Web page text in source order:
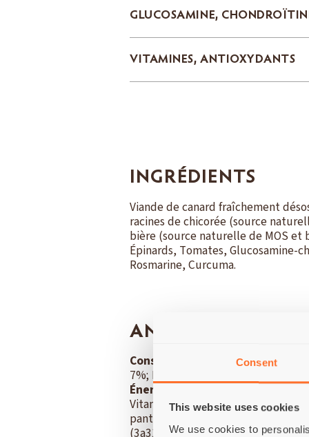
Consent
This website uses cookies
We use cookies to
GLUCOSAMINE,
VITAMINES, ANTIOXYDANTS
INGRÉDIENTS
Viande de canard fraîchement
racines de chicorée (source
bière (source naturelle de MOS et
Épinards, Tomates,
Rosmarine, Curcuma.
ANALYSE
Constituants analytiques:
7%; Eau 6%; Calcium (Ca) 1,1%;
Énergie métabolisable: 3773
Vitamine E (3a700) 200 mg/kg;
pantoténate de calcium (3a841)
(3a315) 80 mg/kg; Acide folique